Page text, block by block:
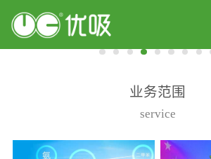
业务范围
service